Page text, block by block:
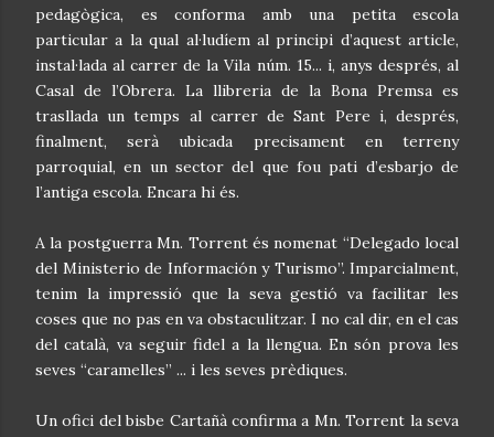
pedagògica, es conforma amb una petita escola
particular a la qual al·ludíem al principi d’aquest article,
instal·lada al carrer de la Vila núm. 15... i, anys després, al
Casal de l’Obrera. La llibreria de la Bona Premsa es
trasllada un temps al carrer de Sant Pere i, després,
finalment, serà ubicada precisament en terreny
parroquial, en un sector del que fou pati d’esbarjo de
l’antiga escola. Encara hi és.
A la postguerra Mn. Torrent és nomenat “Delegado local
del Ministerio de Información y Turismo”. Imparcialment,
tenim la impressió que la seva gestió va facilitar les
coses que no pas en va obstaculitzar. I no cal dir, en el cas
del català, va seguir fidel a la llengua. En són prova les
seves “caramelles” ... i les seves prèdiques.
Un ofici del bisbe Cartañà confirma a Mn. Torrent la seva